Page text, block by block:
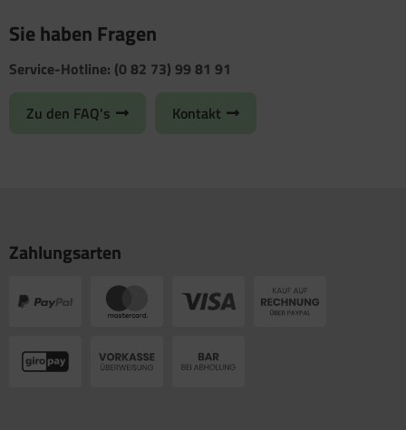
Sie haben Fragen
Service-Hotline: (0 82 73) 99 81 91
Zu den FAQ's Kontakt
Zahlungsarten